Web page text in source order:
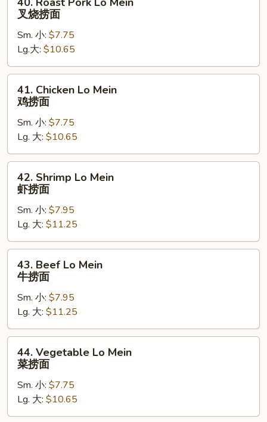
Roast
Pork
Lo
Mein
叉
烧
叉烧捞面
Sm. 小: $7.75
Lg.大: $10.65
Chicken
Lo
Mein
捞
面
41. Chicken Lo Mein
鸡捞面
Sm. 小: $7.75
Lg. 大: $10.65
Shrimp
Lo
Mein
捞
面
42. Shrimp Lo Mein
虾捞面
Sm. 小: $7.95
Lg. 大: $11.25
Beef
Mein
捞
面
43. Beef Lo Mein
牛捞面
Sm. 小: $7.95
Lg. 大: $11.25
Vegetable
Lo
Mein
捞
44. Vegetable Lo Mein
菜捞面
Sm. 小: $7.75
Lg. 大: $10.65